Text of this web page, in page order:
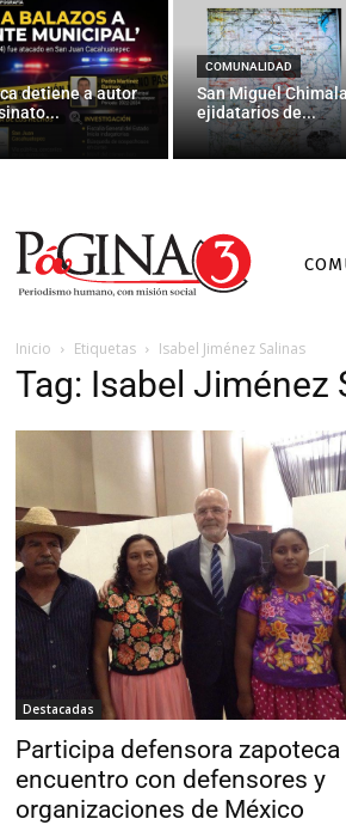
detiene a autor
COMUNALIDAD
San Miguel
ejidatarios de...
Inicio Etiquetas Isabel Jiménez Salinas
Tag: Isabel Jiménez
Destacadas
Participa defensora zapoteca
encuentro con defensores y
organizaciones de México